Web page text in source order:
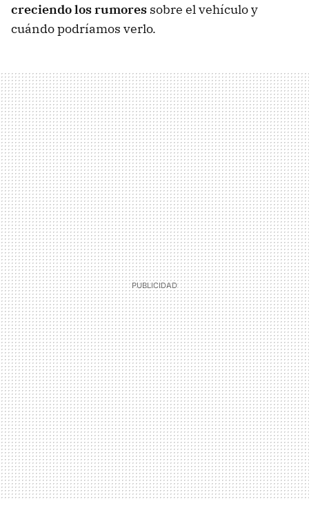
creciendo los rumores sobre el vehículo y
cuándo podríamos verlo.